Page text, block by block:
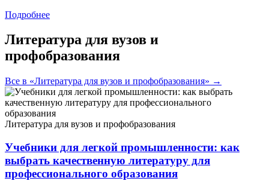
Подробнее
Литература для вузов и
профобразования
Все в «Литература для вузов и профобразования» →
Литература для вузов и профобразования
Учебники для легкой промышленности: как
выбрать качественную литературу для
профессионального образования